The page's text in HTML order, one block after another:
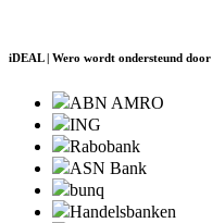
iDEAL | Wero wordt ondersteund door
ABN AMRO
ING
Rabobank
ASN Bank
bunq
Handelsbanken